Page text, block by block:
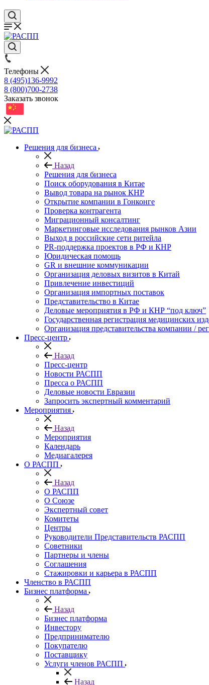
Телефоны
8 (495)136-9992
8 (800)700-2738
Заказать звонок
Решения для бизнеса
Назад
Решения для бизнеса
Поиск оборудования в Китае
Вывод товара на рынок КНР
Открытие компании в Гонконге
Проверка контрагента
Миграционный консалтинг
Маркетинговые исследования рынков Азии
Выход в российские сети ритейла
PR-поддержка проектов в РФ и КНР
Юридическая помощь
GR и внешние коммуникации
Организация деловых визитов в Китай
Привлечение инвестиций
Организация импортных поставок
Представительство в Китае
Деловые мероприятия в РФ и КНР “под ключ”
Государственная регистрация медицинских
Организация представительства компании /
Пресс-центр
Назад
Пресс-центр
Новости РАСПП
Пресса о РАСПП
Деловые новости Евразии
Запросить экспертный комментарий
Мероприятия
Назад
Мероприятия
Календарь
Медиагалерея
О РАСПП
Назад
О РАСПП
О Союзе
Экспертный совет
Комитеты
Центры
Руководители Представительств РАСПП
Советники
Партнеры и члены
Соглашения
Стажировки и карьера в РАСПП
Членство в РАСПП
Бизнес платформа
Назад
Бизнес платформа
Инвестору
Предпринимателю
Покупателю
Поставщику
Услуги членов РАСПП
Назад